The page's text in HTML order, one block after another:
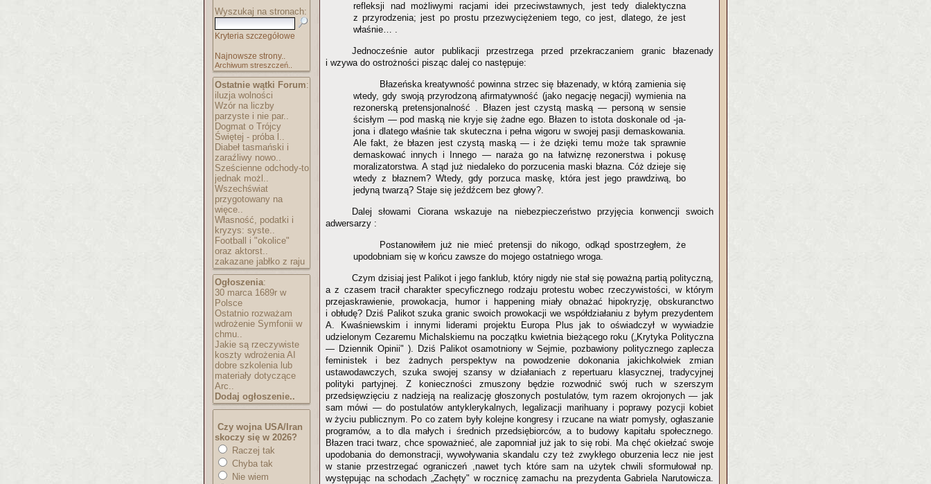
Wyszukaj na stronach:
Kryteria szczegółowe
Najnowsze strony..
Archiwum streszczeń..
Ostatnie wątki Forum:
iluzja wolności
Wzór na liczby
parzyste i nie par..
Dogmat o Trójcy
Świętej - próba l..
Diabeł tasmański i
zaraźliwy nowo..
Sześcienne odchody-to
jednak możl..
Wszechświat
przygotowany na
więce..
Własność, podatki i
kryzys: syste..
Football i "okolice"
oraz aktorst..
zakazane jabłko z raju
Ogłoszenia:
30 marca 1689r w
Polsce
Ostatnio rozważam
wdrożenie Symfonii w
chmu..
Jakie są rzeczywiste
koszty wdrożenia AI
dobre szkolenia lub
materiały dotyczące
Arc..
Dodaj ogłoszenie..
Czy wojna USA/Iran
skoczy się w 2026?
Raczej tak
Chyba tak
Nie wiem
refleksji nad możliwymi racjami idei przeciwstawnych, jest tedy dialektyczna
z przyrodzenia; jest po prostu przezwyciężeniem tego, co jest, dlatego, że jest
właśnie… .
Jednocześnie autor publikacji przestrzega przed przekraczaniem granic błazenady
i wzywa do ostrożności pisząc dalej co następuje:
Błazeńska kreatywność powinna strzec się błazenady, w którą zamienia się
wtedy, gdy swoją przyrodzoną afirmatywność (jako negację negacji) wymienia na
rezonerską pretensjonalność . Błazen jest czystą maską — personą w sensie
ścisłym — pod maską nie kryje się żadne ego. Błazen to istota doskonale od -ja-
jona i dlatego właśnie tak skuteczna i pełna wigoru w swojej pasji demaskowania.
Ale fakt, że błazen jest czystą maską — i że dzięki temu może tak sprawnie
demaskować innych i Innego — naraża go na łatwiznę rezonerstwa i pokusę
moralizatorstwa. A stąd już niedaleko do porzucenia maski błazna. Cóż dzieje się
wtedy z błaznem? Wtedy, gdy porzuca maskę, która jest jego prawdziwą, bo
jedyną twarzą? Staje się jeźdźcem bez głowy?.
Dalej słowami Ciorana wskazuje na niebezpieczeństwo przyjęcia konwencji swoich
adwersarzy :
Postanowiłem już nie mieć pretensji do nikogo, odkąd spostrzegłem, że
upodobniam się w końcu zawsze do mojego ostatniego wroga.
Czym dzisiaj jest Palikot i jego fanklub, który nigdy nie stał się poważną partią polityczną,
a z czasem tracił charakter specyficznego rodzaju protestu wobec rzeczywistości, w którym
przejaskrawienie, prowokacja, humor i happening miały obnażać hipokryzję, obskuranctwo
i obłudę? Dziś Palikot szuka granic swoich prowokacji we współdziałaniu z byłym prezydentem
A. Kwaśniewskim i innymi liderami projektu Europa Plus jak to oświadczył w wywiadzie
udzielonym Cezaremu Michalskiemu na początku kwietnia bieżącego roku („Krytyka Polityczna
— Dziennik Opinii" ). Dziś Palikot osamotniony w Sejmie, pozbawiony politycznego zaplecza
feministek i bez żadnych perspektyw na powodzenie dokonania jakichkolwiek zmian
ustawodawczych, szuka swojej szansy w działaniach z repertuaru klasycznej, tradycyjnej
polityki partyjnej. Z konieczności zmuszony będzie rozwodnić swój ruch w szerszym
przedsięwzięciu z nadzieją na realizację głoszonych postulatów, tym razem okrojonych — jak
sam mówi — do postulatów antyklerykalnych, legalizacji marihuany i poprawy pozycji kobiet
w życiu publicznym. Po co zatem były kolejne kongresy i rzucane na wiatr pomysły, ogłaszanie
programów, a to dla małych i średnich przedsiębiorców, a to budowy kapitału społecznego.
Błazen traci twarz, chce spoważnieć, ale zapomniał już jak to się robi. Ma chęć okiełzać swoje
upodobania do demonstracji, wywoływania skandalu czy też zwykłego oburzenia lecz nie jest
w stanie przestrzegać ograniczeń ,nawet tych które sam na użytek chwili sformułował np.
występując na schodach „Zachęty" w rocznicę zamachu na prezydenta Gabriela Narutowicza.